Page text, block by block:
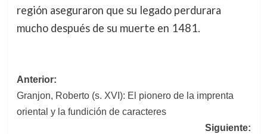
región aseguraron que su legado perdurara
mucho después de su muerte en 1481.
Navegación
de
entradas
Anterior:
Granjon, Roberto (s. XVI): El pionero de la imprenta
oriental y la fundición de caracteres
Siguiente: